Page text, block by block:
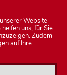
Website
uns, für Sie
Zudem
auf Ihre